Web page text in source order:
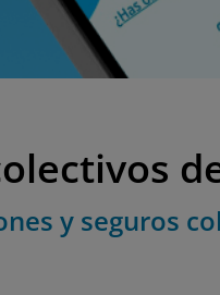
y seguros